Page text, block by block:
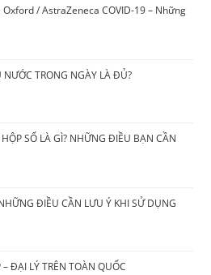
/ AstraZeneca COVID-19 – Những
TRONG NGÀY LÀ ĐỦ?
SỐ LÀ GÌ? NHỮNG ĐIỀU BẠN CẦN
ĐIỀU CẦN LƯU Ý KHI SỬ DỤNG
ĐẠI LÝ TRÊN TOÀN QUỐC